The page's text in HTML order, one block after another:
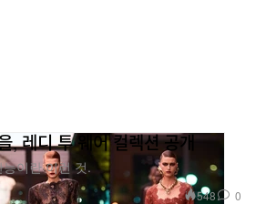
, 레디 투 웨어 컬렉션 공개
이란 이런 것.
548 0